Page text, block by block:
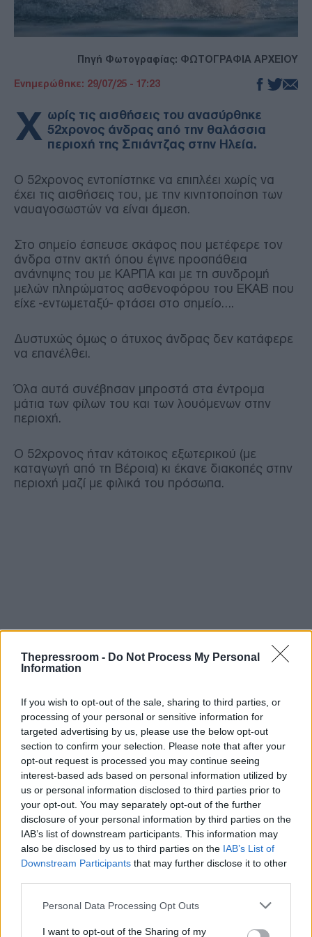
Thepressroom - Do Not Process My Personal
Information
If you wish to opt-out of the sale, sharing to third parties, or
processing of your personal or sensitive information for
targeted advertising by us, please use the below opt-out
section to confirm your selection. Please note that after your
opt-out request is processed you may continue seeing
interest-based ads based on personal information utilized by
us or personal information disclosed to third parties prior to
your opt-out. You may separately opt-out of the further
disclosure of your personal information by third parties on the
IAB’s list of downstream participants. This information may
also be disclosed by us to third parties on the IAB’s List of
Downstream Participants that may further disclose it to other
Please note that this website/app uses one or more Google
not limited to your visit or usage behaviour. You may click to
Personal Data Processing Opt Outs
I want to opt-out of the Sharing of my
Πηγή Φωτογραφίας: ΦΩΤΟΓΡΑΦΙΑ ΑΡΧΕΙΟΥ
Ενημερώθηκε: 29/07/25 - 17:23
Χ ωρίς τις αισθήσεις του ανασύρθηκε
52χρονος άνδρας από την θαλάσσια
περιοχή της Σπιάντζας στην Ηλεία.
Ο 52χρονος εντοπίστηκε να επιπλέει χωρίς να
έχει τις αισθήσεις του, με την κινητοποίηση των
ναυαγοσωστών να είναι άμεση.
Στο σημείο έσπευσε σκάφος που μετέφερε τον
άνδρα στην ακτή όπου έγινε προσπάθεια
ανάνηψης του με ΚΑΡΠΑ και με τη συνδρομή
μελών πληρώματος ασθενοφόρου του ΕΚΑΒ που
είχε -εντωμεταξύ- φτάσει στο σημείο….
Δυστυχώς όμως ο άτυχος άνδρας δεν κατάφερε
να επανέλθει.
Όλα αυτά συνέβησαν μπροστά στα έντρομα
μάτια των φίλων του και των λουόμενων στην
περιοχή.
Ο 52χρονος ήταν κάτοικος εξωτερικού (με
καταγωγή από τη Βέροια) κι έκανε διακοπές στην
περιοχή μαζί με φιλικά του πρόσωπα.